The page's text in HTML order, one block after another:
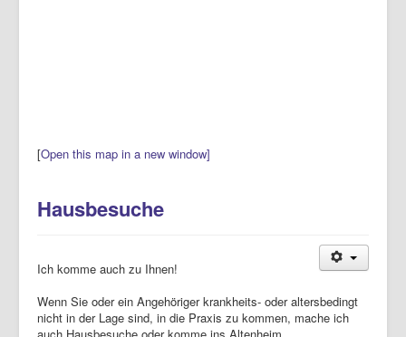
[Open this map in a new window]
Hausbesuche
Ich komme auch zu Ihnen!
Wenn Sie oder ein Angehöriger krankheits- oder altersbedingt
nicht in der Lage sind, in die Praxis zu kommen, mache ich